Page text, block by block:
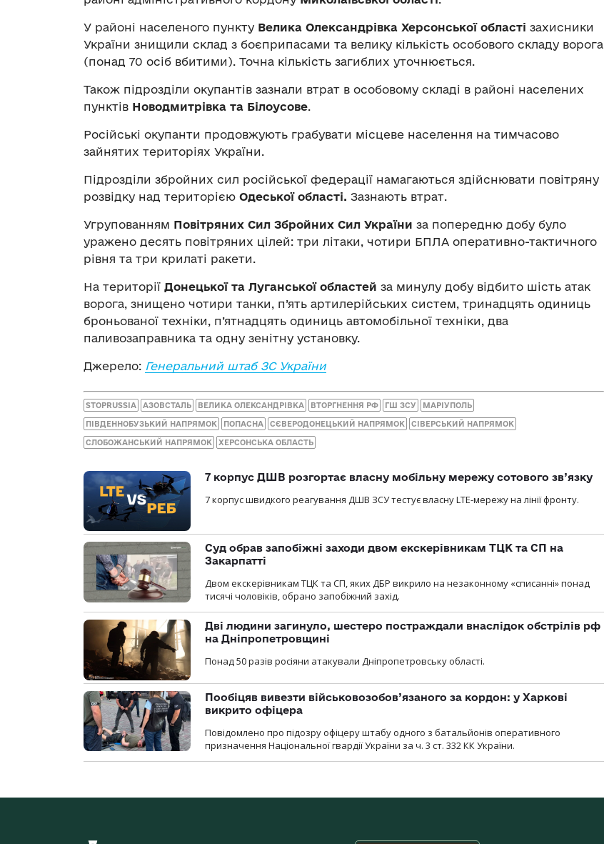
У районі населеного пункту Велика Олександрівка Херсонської області захисники
України знищили склад з боєприпасами та велику кількість особового складу ворога
(понад 70 осіб вбитими). Точна кількість загиблих уточнюється.
Також підрозділи окупантів зазнали втрат в особовому складі в районі населених
пунктів Новодмитрівка та Білоусове.
Російські окупанти продовжують грабувати місцеве населення на тимчасово
зайнятих територіях України.
Підрозділи збройних сил російської федерації намагаються здійснювати повітряну
розвідку над територією Одеської області. Зазнають втрат.
Угрупованням Повітряних Сил Збройних Сил України за попередню добу було
уражено десять повітряних цілей: три літаки, чотири БПЛА оперативно-тактичного
рівня та три крилаті ракети.
На території Донецької та Луганської областей за минулу добу відбито шість атак
ворога, знищено чотири танки, п’ять артилерійських систем, тринадцять одиниць
броньованої техніки, п’ятнадцять одиниць автомобільної техніки, два
паливозаправника та одну зенітну установку.
Джерело: Генеральний штаб ЗС України
STOPRUSSIA АЗОВСТАЛЬ ВЕЛИКА ОЛЕКСАНДРІВКА ВТОРГНЕННЯ РФ ГШ ЗСУ МАРІУПОЛЬ
ПІВДЕННОБУЗЬКИЙ НАПРЯМОК ПОПАСНА СЄВЕРОДОНЕЦЬКИЙ НАПРЯМОК СІВЕРСЬКИЙ НАПРЯМОК
СЛОБОЖАНСЬКИЙ НАПРЯМОК ХЕРСОНСЬКА ОБЛАСТЬ
7 корпус ДШВ розгортає власну мобільну мережу сотового зв’язку
7 корпус швидкого реагування ДШВ ЗСУ тестує власну LTE-мережу на лінії фронту.
Суд обрав запобіжні заходи двом екскерівникам ТЦК та СП на
Закарпатті
Двом екскерівникам ТЦК та СП, яких ДБР викрило на незаконному «списанні» понад
тисячі чоловіків, обрано запобіжний захід.
Дві людини загинуло, шестеро постраждали внаслідок обстрілів рф
на Дніпропетровщині
Понад 50 разів росіяни атакували Дніпропетровську області.
Пообіцяв вивезти військовозобов’язаного за кордон: у Харкові
викрито офіцера
Повідомлено про підозру офіцеру штабу одного з батальйонів оперативного
призначення Національної гвардії України за ч. 3 ст. 332 КК України.